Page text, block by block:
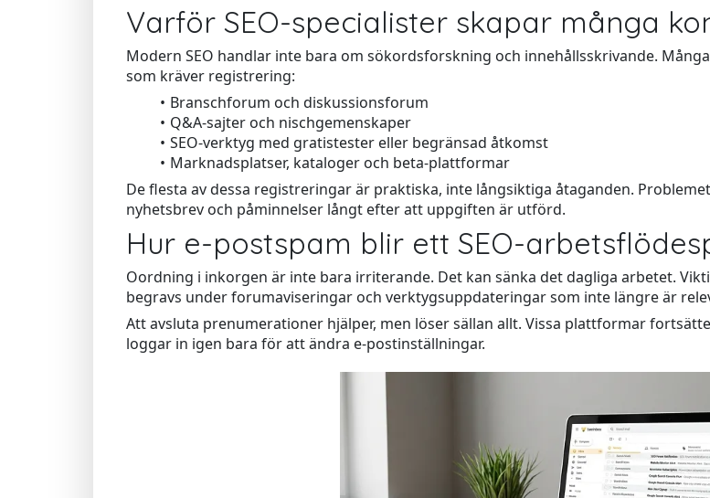
Varför SEO-specialister skapar många
Modern SEO handlar inte bara om sökordsforskning och innehållsskrivande.
som kräver registrering:
Branschforum och diskussionsforum
Q&A-sajter och nischgemenskaper
SEO-verktyg med gratistester eller begränsad åtkomst
Marknadsplatser, kataloger och beta-plattformar
De flesta av dessa registreringar är praktiska, inte långsiktiga åtaganden.
nyhetsbrev och påminnelser långt efter att uppgiften är utförd.
Hur e-postspam blir ett SEO-
Oordning i inkorgen är inte bara irriterande. Det kan sänka det dagliga arbetet.
begravs under forumaviseringar och verktygsuppdateringar som inte längre är
Att avsluta prenumerationer hjälper, men löser sällan allt. Vissa plattformar
loggar in igen bara för att ändra e-postinställningar.